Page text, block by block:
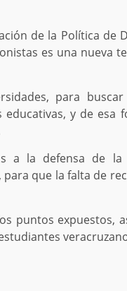
de la Política de
es una nueva
para
y de esa
a la defensa de
que la falta de
puntos expuestos,